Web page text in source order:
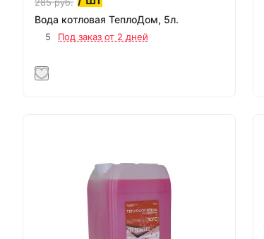
Вода котловая ТеплоДом, 5л.
5 Под заказ от 2 дней